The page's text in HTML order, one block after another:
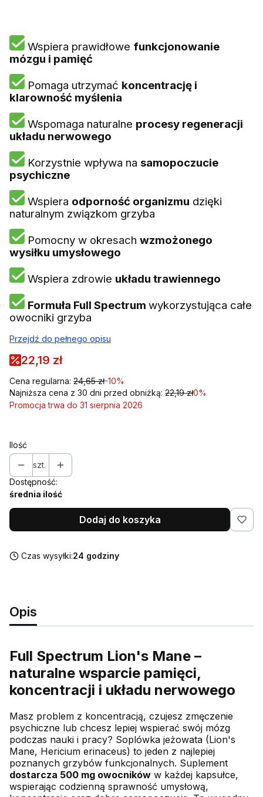
Wspiera prawidłowe funkcjonowanie
mózgu i pamięć
Pomaga utrzymać koncentrację i
klarowność myślenia
Wspomaga naturalne procesy regeneracji
układu nerwowego
Korzystnie wpływa na samopoczucie
psychiczne
Wspiera odporność organizmu dzięki
naturalnym związkom grzyba
Pomocny w okresach wzmożonego
wysiłku umysłowego
Wspiera zdrowie układu trawiennego
Formuła Full Spectrum wykorzystująca całe
owocniki grzyba
Przejdź do pełnego opisu
22,19 zł
Cena regularna: 24,65 zł-10%
Najniższa cena z 30 dni przed obniżką: 22,19 zł0%
Promocja trwa do 31 sierpnia 2026
Ilość
szt.
Dostępność:
średnia ilość
Dodaj do koszyka
Czas wysyłki:24 godziny
Opis
Full Spectrum Lion's Mane –
naturalne wsparcie pamięci,
koncentracji i układu nerwowego
Masz problem z koncentracją, czujesz zmęczenie
psychiczne lub chcesz lepiej wspierać swój mózg
podczas nauki i pracy? Soplówka jeżowata (Lion's
Mane, Hericium erinaceus) to jeden z najlepiej
poznanych grzybów funkcjonalnych. Suplement
dostarcza 500 mg owocników w każdej kapsułce,
wspierając codzienną sprawność umysłową,